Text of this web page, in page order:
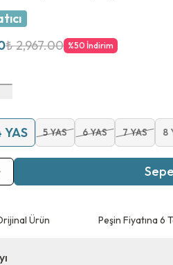
₺ 2,967.00 %50 İndirim
YAS 5 YAS 6 YAS 7 YAS 8
Ürün Peşin Fiyatına 6